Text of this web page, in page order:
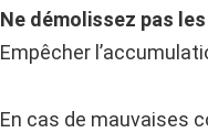
Ne démolissez pas
Empêcher
En cas de mauvaises